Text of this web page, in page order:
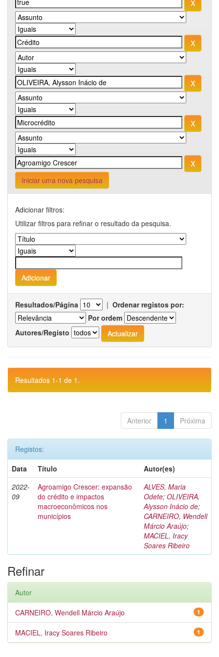
Iniciar uma nova pesquisa
Adicionar filtros:
Utilizar filtros para refinar o resultado da pesquisa.
Resultados/Página | Ordenar registos por:
Por ordem
Autores/Registo
Resultados 1-1 de 1.
Anterior 1 Próxima
Registos:
Data
Título
Autor(es)
2022-
09
Agroamigo Crescer: expansão
do crédito e impactos
macroeconômicos nos
municípios
ALVES, Maria
Odete; OLIVEIRA,
Alysson Inácio de;
CARNEIRO, Wendell
Márcio Araújo;
MACIEL, Iracy
Soares Ribeiro
Refinar
Autor
1
CARNEIRO, Wendell Márcio Araújo
1
MACIEL, Iracy Soares Ribeiro